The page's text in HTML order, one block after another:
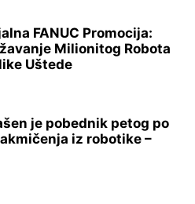
FANUC Promocija:
Milionitog Robota
Uštede
je pobednik petog po
iz robotike –